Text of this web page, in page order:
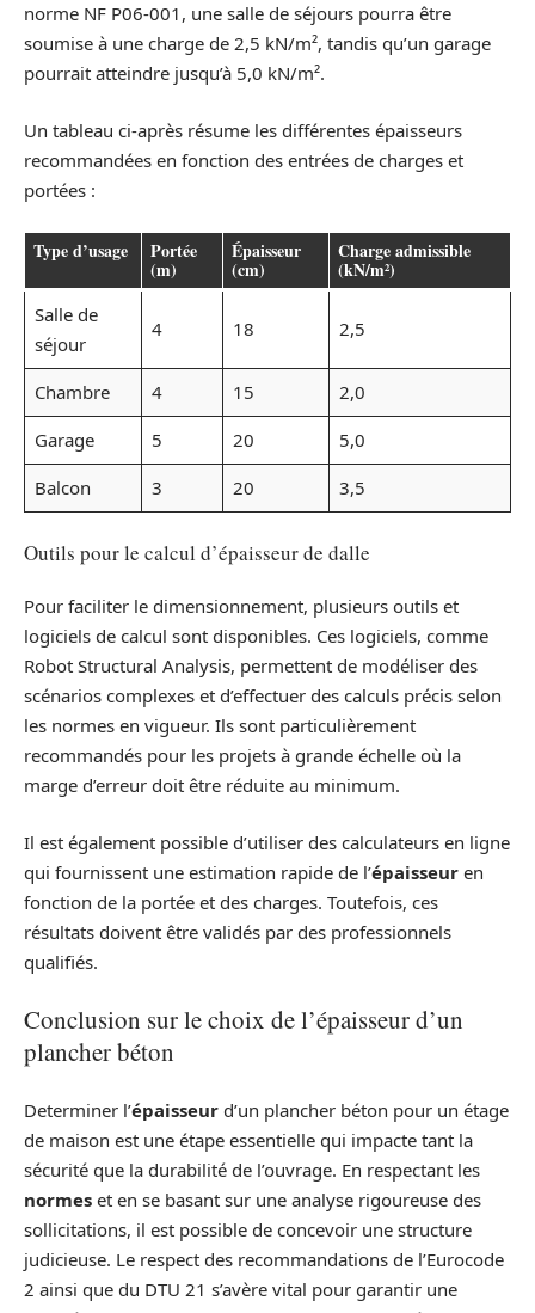
norme NF P06-001, une salle de séjours pourra être
soumise à une charge de 2,5 kN/m², tandis qu’un garage
pourrait atteindre jusqu’à 5,0 kN/m².
Un tableau ci-après résume les différentes épaisseurs
recommandées en fonction des entrées de charges et
portées :
Type d’usage Portée
(m)
Épaisseur
(cm)
Charge admissible
(kN/m²)
Salle de
séjour
4 18 2,5
Chambre 4 15
2,0
Garage
5 20
5,0
Balcon
3 20 3,5
Outils pour le calcul d’épaisseur de dalle
Pour faciliter le dimensionnement, plusieurs outils et
logiciels de calcul sont disponibles. Ces logiciels, comme
Robot Structural Analysis, permettent de modéliser des
scénarios complexes et d’effectuer des calculs précis selon
les normes en vigueur. Ils sont particulièrement
recommandés pour les projets à grande échelle où la
marge d’erreur doit être réduite au minimum.
Il est également possible d’utiliser des calculateurs en ligne
qui fournissent une estimation rapide de l’épaisseur en
fonction de la portée et des charges. Toutefois, ces
résultats doivent être validés par des professionnels
qualifiés.
Conclusion sur le choix de l’épaisseur d’un
plancher béton
Determiner l’épaisseur d’un plancher béton pour un étage
de maison est une étape essentielle qui impacte tant la
sécurité que la durabilité de l’ouvrage. En respectant les
normes et en se basant sur une analyse rigoureuse des
sollicitations, il est possible de concevoir une structure
judicieuse. Le respect des recommandations de l’Eurocode
2 ainsi que du DTU 21 s’avère vital pour garantir une